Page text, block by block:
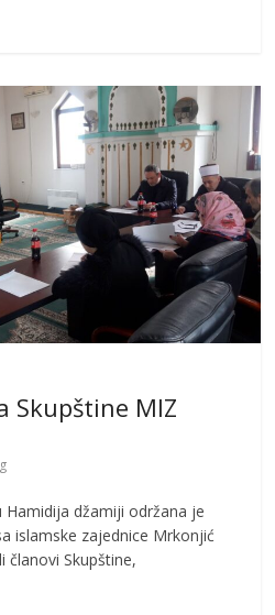
Skupštine MIZ
Hamidija džamiji održana je
islamske zajednice Mrkonjić
članovi Skupštine,